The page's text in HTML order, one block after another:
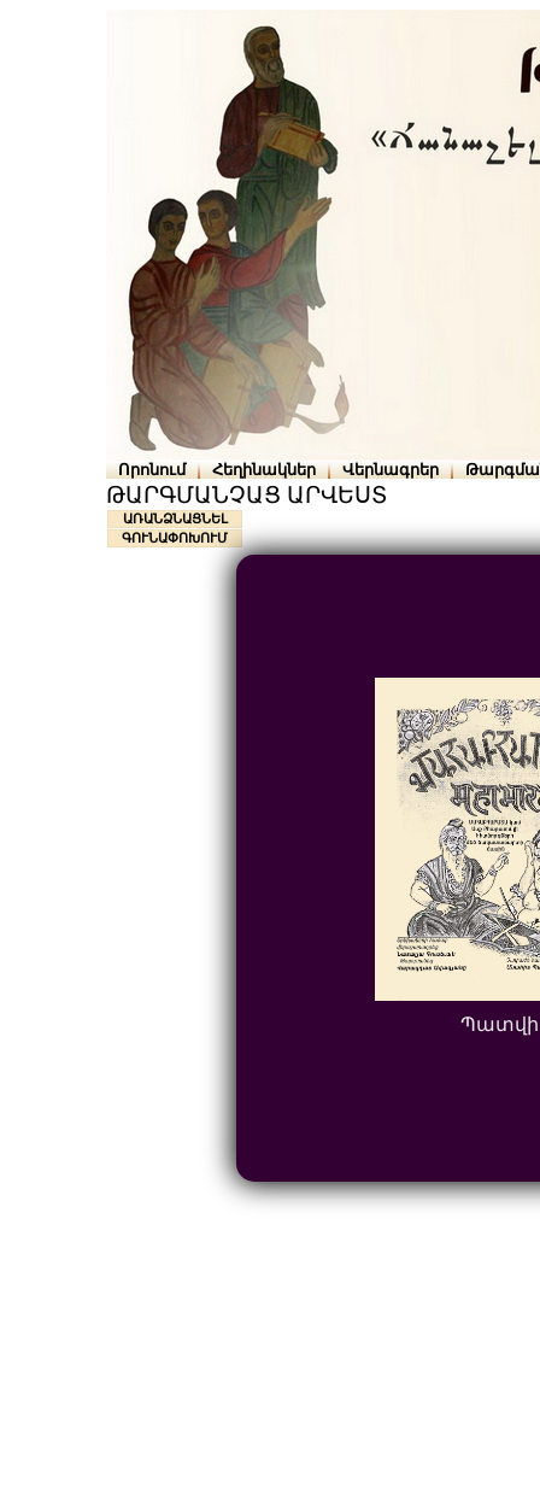
Որոնում Հեղինակներ Վերնագրեր
ԹԱՐԳՄԱՆՉԱՑ ԱՐՎԵՍՏ
ԱՌԱՆՁՆԱՑՆԵԼ
ԳՈՒՆԱՓՈԽՈՒՄ